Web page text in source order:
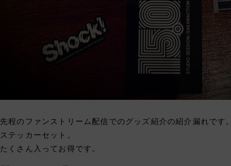
先程のファンストリーム配信でのグッズ紹介の紹介漏れです。
ステッカーセット。
たくさん入ってお得です。